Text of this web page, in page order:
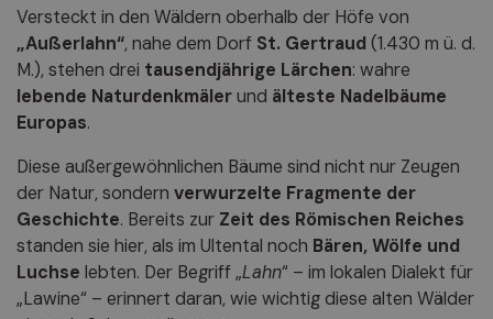
Versteckt in den Wäldern oberhalb der Höfe von
„Außerlahn“, nahe dem Dorf St. Gertraud (1.430 m ü. d.
M.), stehen drei tausendjährige Lärchen: wahre
lebende Naturdenkmälerund älteste Nadelbäume
Europas.
Diese außergewöhnlichen Bäume sind nicht nur Zeugen
der Natur, sondern verwurzelte Fragmente der
Geschichte. Bereits zur Zeit des Römischen Reiches
standen sie hier, als im Ultental noch Bären, Wölfe und
Luchse lebten. Der Begriff „Lahn“ – im lokalen Dialekt für
„Lawine“ – erinnert daran, wie wichtig diese alten Wälder